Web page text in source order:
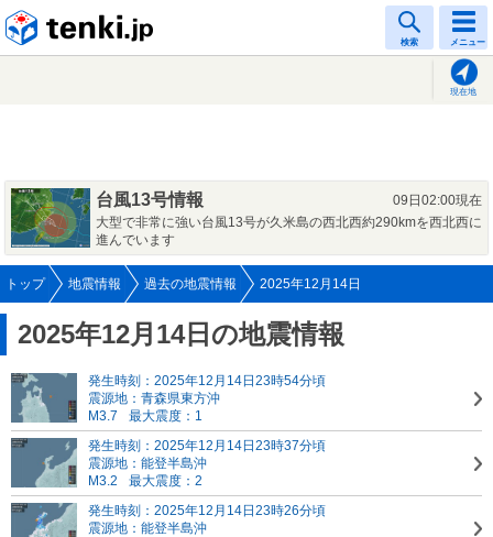
検索 メニュー
現在地
台風13号情報
09日02:00現在
大型で非常に強い台風13号が久米島の西北西約290kmを西北西に
進んでいます
トップ 地震情報 過去の地震情報 2025年12月14日
2025年12月14日の地震情報
発生時刻：2025年12月14日23時54分頃
震源地：青森県東方沖
M3.7
最大震度：1
発生時刻：2025年12月14日23時37分頃
震源地：能登半島沖
M3.2
最大震度：2
発生時刻：2025年12月14日23時26分頃
震源地：能登半島沖